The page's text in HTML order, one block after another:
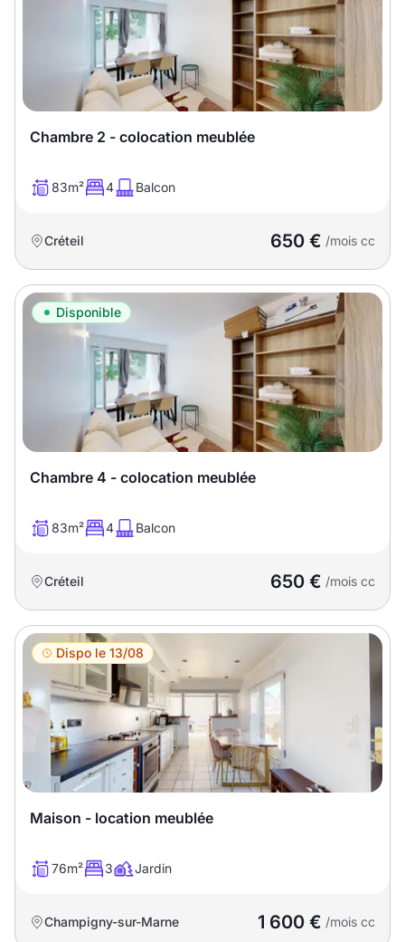
Chambre 2 - colocation meublée
83m² 4 Balcon
Créteil 650 € /mois cc
Disponible
Chambre 4 - colocation meublée
83m² 4 Balcon
Créteil 650 € /mois cc
Dispo le 13/08
Maison - location meublée
76m² 3 Jardin
Champigny-sur-Marne 1 600 € /mois cc